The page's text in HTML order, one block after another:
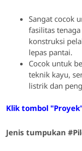
Sangat cocok
fasilitas
konstruksi
lepas pantai.
Cocok untuk
teknik kayu,
listrik dan
Klik tombol
Jenis tumpukan